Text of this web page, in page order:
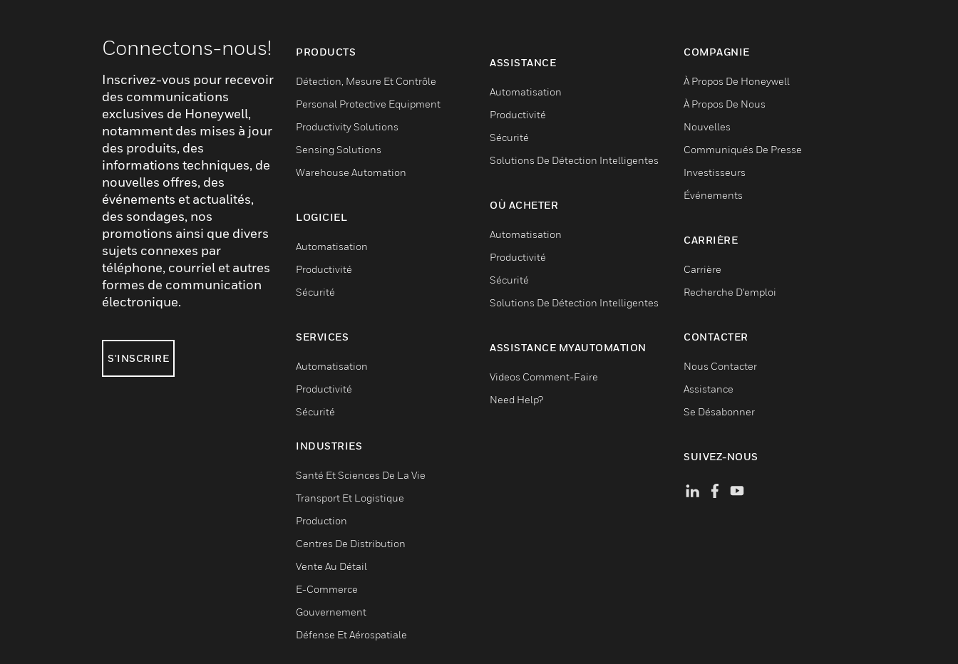
Connectons-nous!
Inscrivez-vous pour recevoir
des communications
exclusives de Honeywell,
notamment des mises à jour
des produits, des
informations techniques, de
nouvelles offres, des
événements et actualités,
des sondages, nos
promotions ainsi que divers
sujets connexes par
téléphone, courriel et autres
formes de communication
électronique.
S'INSCRIRE
PRODUCTS
Détection, Mesure Et Contrôle
Personal Protective Equipment
Productivity Solutions
Sensing Solutions
Warehouse Automation
LOGICIEL
Automatisation
Productivité
Sécurité
SERVICES
Automatisation
Productivité
Sécurité
INDUSTRIES
Santé Et Sciences De La Vie
Transport Et Logistique
Production
Centres De Distribution
Vente Au Détail
E-Commerce
Gouvernement
Défense Et Aérospatiale
ASSISTANCE
Automatisation
Productivité
Sécurité
Solutions De Détection Intelligentes
OÙ ACHETER
Automatisation
Productivité
Sécurité
Solutions De Détection Intelligentes
ASSISTANCE MYAUTOMATION
Videos Comment-Faire
Need Help?
COMPAGNIE
À Propos De Honeywell
À Propos De Nous
Nouvelles
Communiqués De Presse
Investisseurs
Événements
CARRIÈRE
Carrière
Recherche D'emploi
CONTACTER
Nous Contacter
Assistance
Se Désabonner
SUIVEZ-NOUS